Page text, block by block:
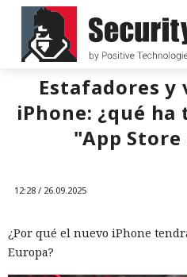
Estafadores y
iPhone: ¿qué
"App
12:28 / 26.09.2025
¿Por qué el nuevo iPhone
Europa?